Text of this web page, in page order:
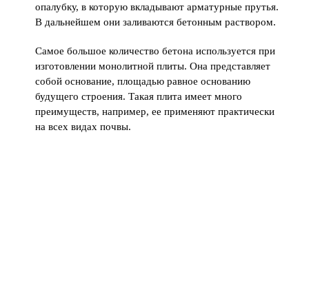
опалубку, в которую вкладывают арматурные прутья.
В дальнейшем они заливаются бетонным раствором.
Самое большое количество бетона используется при
изготовлении монолитной плиты. Она представляет
собой основание, площадью равное основанию
будущего строения. Такая плита имеет много
преимуществ, например, ее применяют практически
на всех видах почвы.